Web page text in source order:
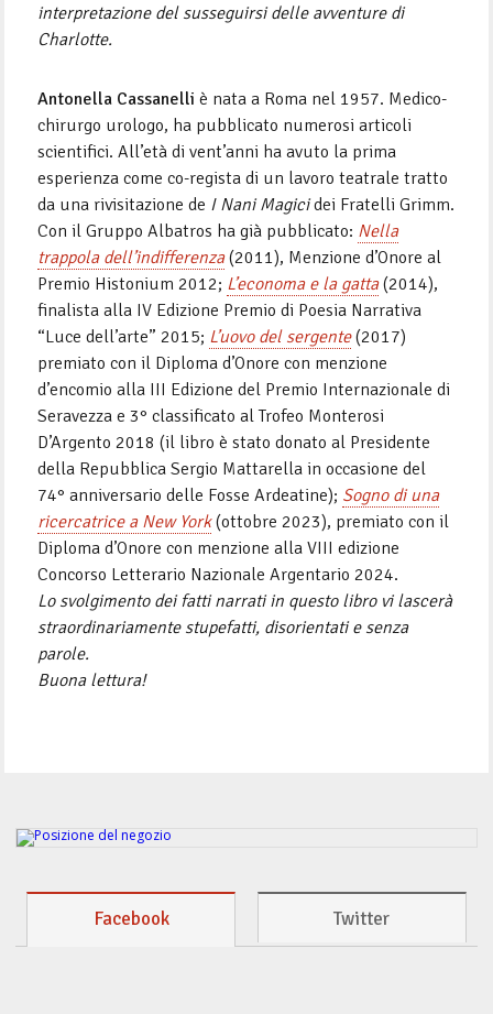
interpretazione del susseguirsi delle avventure di
Charlotte.
Antonella Cassanelli è nata a Roma nel 1957. Medico-
chirurgo urologo, ha pubblicato numerosi articoli
scientifici. All’età di vent’anni ha avuto la prima
esperienza come co-regista di un lavoro teatrale tratto
da una rivisitazione de I Nani Magicidei Fratelli Grimm.
Con il Gruppo Albatros ha già pubblicato: Nella
trappola dell’indifferenza(2011), Menzione d’Onore al
Premio Histonium 2012; L’economa e la gatta(2014),
finalista alla IV Edizione Premio di Poesia Narrativa
“Luce dell’arte” 2015; L’uovo del sergente(2017)
premiato con il Diploma d’Onore con menzione
d’encomio alla III Edizione del Premio Internazionale di
Seravezza e 3° classificato al Trofeo Monterosi
D’Argento 2018 (il libro è stato donato al Presidente
della Repubblica Sergio Mattarella in occasione del
74° anniversario delle Fosse Ardeatine); Sogno di una
ricercatrice a New York(ottobre 2023), premiato con il
Diploma d’Onore con menzione alla VIII edizione
Concorso Letterario Nazionale Argentario 2024.
Lo svolgimento dei fatti narrati in questo libro vi lascerà
straordinariamente stupefatti, disorientati e senza
parole.
Buona lettura!
Facebook Twitter